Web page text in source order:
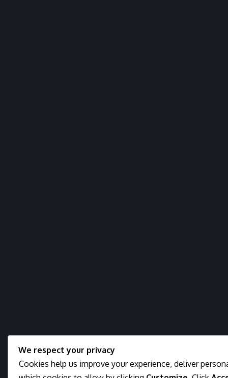
We respect your privacy
Cookies help us improve your experience, deliver